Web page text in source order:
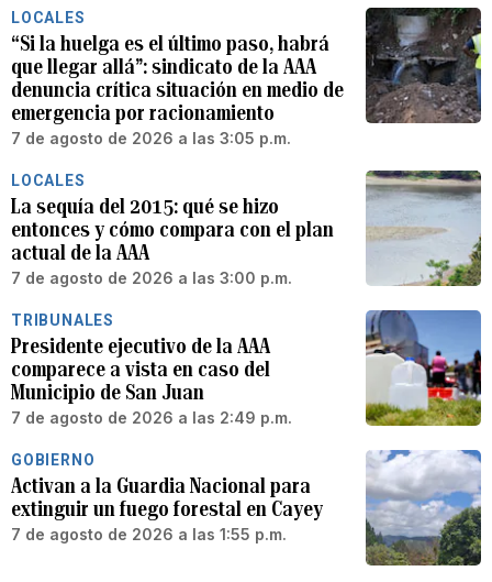
LOCALES
“Si la huelga es el último paso, habrá
que llegar allá”: sindicato de la AAA
denuncia crítica situación en medio de
emergencia por racionamiento
7 de agosto de 2026 a las 3:05 p.m.
LOCALES
La sequía del 2015: qué se hizo
entonces y cómo compara con el plan
actual de la AAA
7 de agosto de 2026 a las 3:00 p.m.
TRIBUNALES
Presidente ejecutivo de la AAA
comparece a vista en caso del
Municipio de San Juan
7 de agosto de 2026 a las 2:49 p.m.
GOBIERNO
Activan a la Guardia Nacional para
extinguir un fuego forestal en Cayey
7 de agosto de 2026 a las 1:55 p.m.